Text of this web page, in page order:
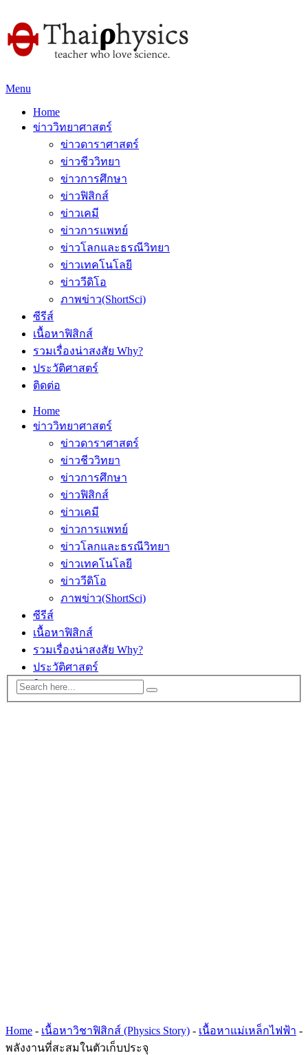
Menu
Home
ข่าววิทยาศาสตร์
ข่าวดาราศาสตร์
ข่าวชีววิทยา
ข่าวการศึกษา
ข่าวฟิสิกส์
ข่าวเคมี
ข่าวการแพทย์
ข่าวโลกและธรณีวิทยา
ข่าวเทคโนโลยี
ข่าววีดิโอ
ภาพข่าว(ShortSci)
ซีรีส์
เนื้อหาฟิสิกส์
รวมเรื่องน่าสงสัย Why?
ประวัติศาสตร์
ติดต่อ
Home
ข่าววิทยาศาสตร์
ข่าวดาราศาสตร์
ข่าวชีววิทยา
ข่าวการศึกษา
ข่าวฟิสิกส์
ข่าวเคมี
ข่าวการแพทย์
ข่าวโลกและธรณีวิทยา
ข่าวเทคโนโลยี
ข่าววีดิโอ
ภาพข่าว(ShortSci)
ซีรีส์
เนื้อหาฟิสิกส์
รวมเรื่องน่าสงสัย Why?
ประวัติศาสตร์
ติดต่อ
Home - เนื้อหาวิชาฟิสิกส์ (Physics Story) - เนื้อหาแม่เหล็กไฟฟ้า -
พลังงานที่สะสมในตัวเก็บประจุ